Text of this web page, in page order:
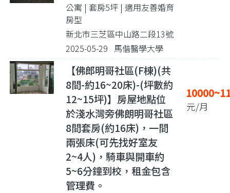
公寓 | 套房5坪 | 適用友善婚育
房型
新北市三芝區中山路二段13號
2025-05-29 馬偕醫學大學
【佛郎明哥社區(F棟)(共
8間-約16~20床)-(坪數約
12~15坪)】房屋地點位
於淺水灣旁佛朗明哥社區
8間套房(約16床)，一間
兩張床(可先找好室友
2~4人)，騎車與開車約
5~6分鐘到校，租金包含
管理費。
元/月